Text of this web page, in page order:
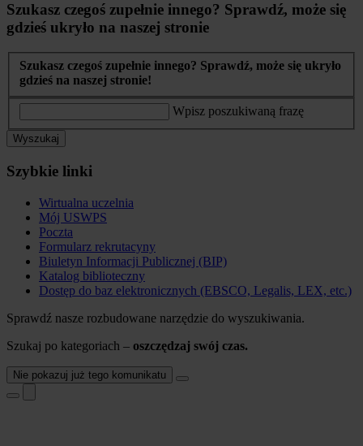
Szukasz czegoś zupełnie innego? Sprawdź, może się
gdzieś ukryło na naszej stronie
Szukasz czegoś zupełnie innego? Sprawdź, może się ukryło
gdzieś na naszej stronie!
Wpisz poszukiwaną frazę
Wyszukaj
Szybkie linki
Wirtualna uczelnia
Mój USWPS
Poczta
Formularz rekrutacyny
Biuletyn Informacji Publicznej (BIP)
Katalog biblioteczny
Dostęp do baz elektronicznych (EBSCO, Legalis, LEX, etc.)
Sprawdź nasze rozbudowane narzędzie do wyszukiwania.
Szukaj po kategoriach – oszczędzaj swój czas.
Nie pokazuj już tego komunikatu